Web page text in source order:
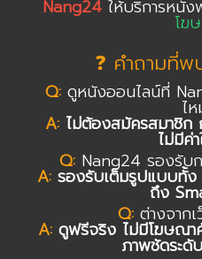
Nang24ให้บริการหนัง
โฆ
❓ คำถามที่
Q:ดูหนังออนไลน์ที่
ไ
A: ไม่ต้องสมัครสมาชิ
ไม่มีค่
Q: Nang24 รองรับ
A: รองรับเต็มรูปแบบทั้
ถึง
Q: ต่างจาก
A: ดูฟรีจริง ไม่มีโฆษณ
ภาพชัดระ